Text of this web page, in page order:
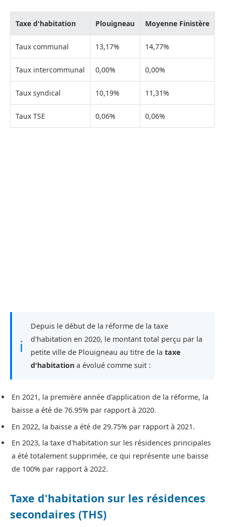
Taxe d'habitation Plouigneau Moyenne Finistère
Taux communal 13,17% 14,77%
Taux intercommunal 0,00% 0,00%
Taux syndical 10,19% 11,31%
Taux TSE 0,06% 0,06%
ℹ
Depuis le début de la réforme de la taxe
d'habitation en 2020, le montant total perçu par la
petite ville de Plouigneau au titre de la taxe
d'habitation a évolué comme suit :
En 2021, la première année d'application de la réforme, la
baisse a été de 76.95% par rapport à 2020.
En 2022, la baisse a été de 29.75% par rapport à 2021.
En 2023, la taxe d'habitation sur les résidences principales
a été totalement supprimée, ce qui représente une baisse
de 100% par rapport à 2022.
Taxe d'habitation sur les résidences
secondaires (THS)